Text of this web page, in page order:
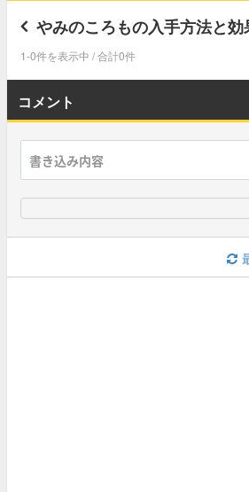
やみのころもの入手方法と効
1-0件を表示中 / 合計0件
コメント